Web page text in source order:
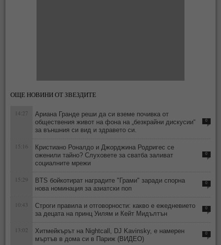
ОЩЕ НОВИНИ ОТ ЗВЕЗДИТЕ
14:27
Ариана Гранде реши да си вземе почивка от
обществения живот на фона на „безкрайни дискусии“
за външния си вид и здравето си.
0
15:16
Кристиано Роналдо и Джорджина Родригес се
оженили тайно? Слуховете за сватба заливат
социалните мрежи
0
15:29
BTS бойкотират наградите "Грами" заради спорна
нова номинация за азиатски поп
0
10:43
Строги правила и отговорности: какво е ежедневието
за децата на принц Уилям и Кейт Мидълтън
0
13:02
Хитмейкърът на Nightcall, DJ Kavinsky, е намерен
мъртъв в дома си в Париж (ВИДЕО)
0